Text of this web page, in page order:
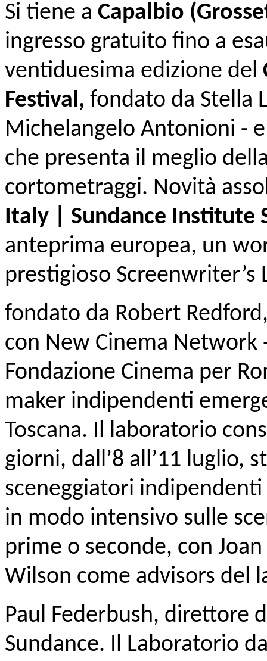
Si tiene a Capalbio
ingresso gratuito fino a
ventiduesima edizione del
Festival, fondato da Stella
Michelangelo Antonioni -
che presenta il meglio
cortometraggi. Novità
Italy | Sundance Institute
anteprima europea, un
prestigioso
fondato da Robert
con New Cinema
Fondazione Cinema per
maker indipendenti
Toscana. Il laboratorio
giorni, dall’8 all’11 luglio,
sceneggiatori
in modo intensivo sulle
prime o seconde, con
Wilson come advisors del
Paul Federbush, direttore
Sundance. Il Laboratorio